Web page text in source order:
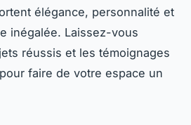
élégance, personnalité et
inégalée. Laissez-vous
réussis et les témoignages
faire de votre espace un